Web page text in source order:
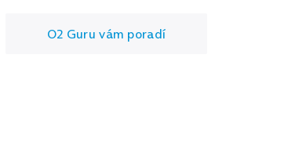
O2 Guru vám poradí